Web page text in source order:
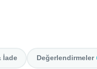
İade Değerlendirmeler